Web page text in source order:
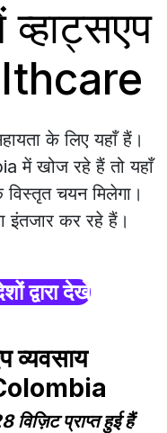
के लिए यहाँ हैं।
में खोज रहे हैं तो यहाँ
चयन मिलेगा।
कर रहे हैं।
द्वारा देखें
व्यवसाय
विज़िट प्राप्त हुई हैं